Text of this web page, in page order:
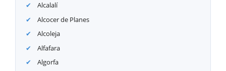
Alcalalí
Alcocer de Planes
Alcoleja
Alfafara
Algorfa